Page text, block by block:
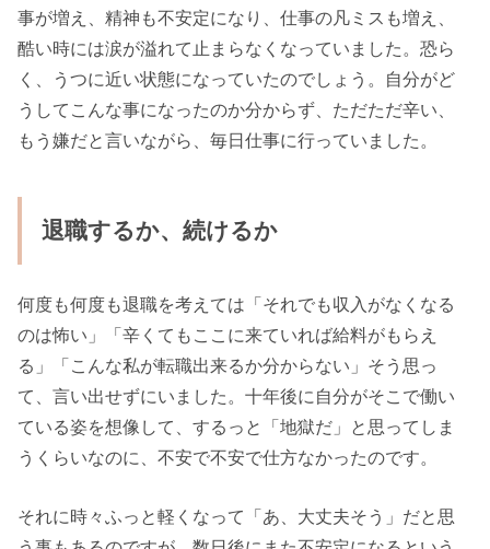
事が増え、精神も不安定になり、仕事の凡ミスも増え、
酷い時には涙が溢れて止まらなくなっていました。恐ら
く、うつに近い状態になっていたのでしょう。自分がど
うしてこんな事になったのか分からず、ただただ辛い、
もう嫌だと言いながら、毎日仕事に行っていました。
退職するか、続けるか
何度も何度も退職を考えては「それでも収入がなくなる
のは怖い」「辛くてもここに来ていれば給料がもらえ
る」「こんな私が転職出来るか分からない」そう思っ
て、言い出せずにいました。十年後に自分がそこで働い
ている姿を想像して、するっと「地獄だ」と思ってしま
うくらいなのに、不安で不安で仕方なかったのです。
それに時々ふっと軽くなって「あ、大丈夫そう」だと思